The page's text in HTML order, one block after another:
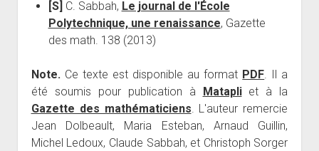
[S] C. Sabbah, Le journal de l'École
Polytechnique, une renaissance, Gazette
des math. 138 (2013)
Note.Ce texte est disponible au format PDF. Il a
été soumis pour publication à Matapliet à la
Gazette des mathématiciens. L'auteur remercie
Jean Dolbeault, Maria Esteban, Arnaud Guillin,
Michel Ledoux, Claude Sabbah, et Christoph Sorger